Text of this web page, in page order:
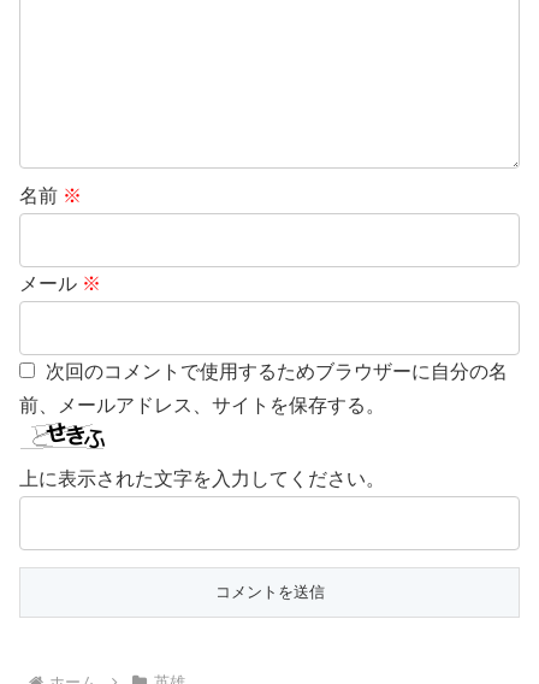
名前 ※
メール ※
次回のコメントで使用するためブラウザーに自分の名
前、メールアドレス、サイトを保存する。
上に表示された文字を入力してください。